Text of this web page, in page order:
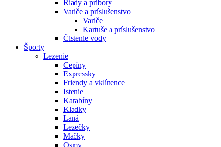
Riady a príbory
Variče a príslušenstvo
Variče
Kartuše a príslušenstvo
Čistenie vody
Športy
Lezenie
Cepíny
Expressky
Friendy a vklínence
Istenie
Karabíny
Kladky
Laná
Lezečky
Mačky
Osmy